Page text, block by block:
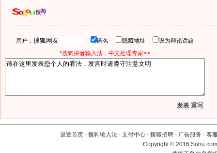
用户： 匿名 隐藏地址
设为辩论话题
*搜狗拼音输入法，中文处理专家>>
设置首页 - 搜狗输入法 - 支付中心 - 搜狐招聘 - 广告服务 - 客
Copyright©2016